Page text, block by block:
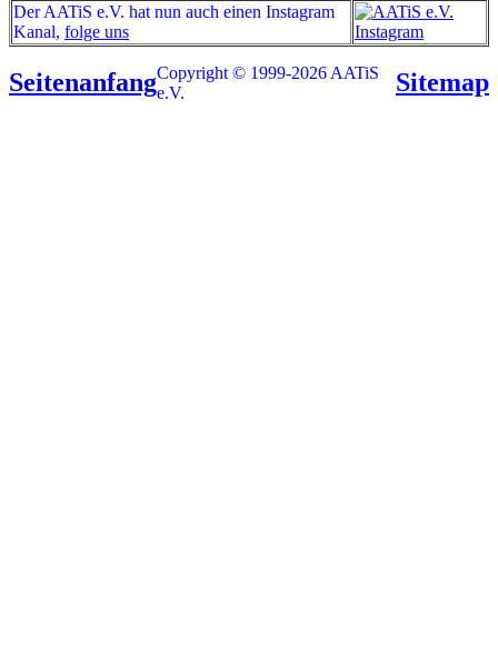
Der AATiS e.V. hat nun auch einen Instagram
Kanal, folge uns
SeitenanfangCopyright © 1999-2026 AATiS
e.V.
Sitemap